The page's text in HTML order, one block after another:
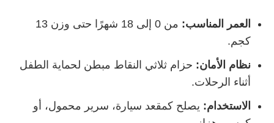
العمر المناسب:
من 0 إلى 18 شهرًا حتى وزن 13
كجم.
نظام الأمان: حزام ثلاثي النقاط مبطن لحماية الطفل
أثناء الرحلات.
الاستخدام: يصلح كمقعد سيارة، سرير محمول، أو